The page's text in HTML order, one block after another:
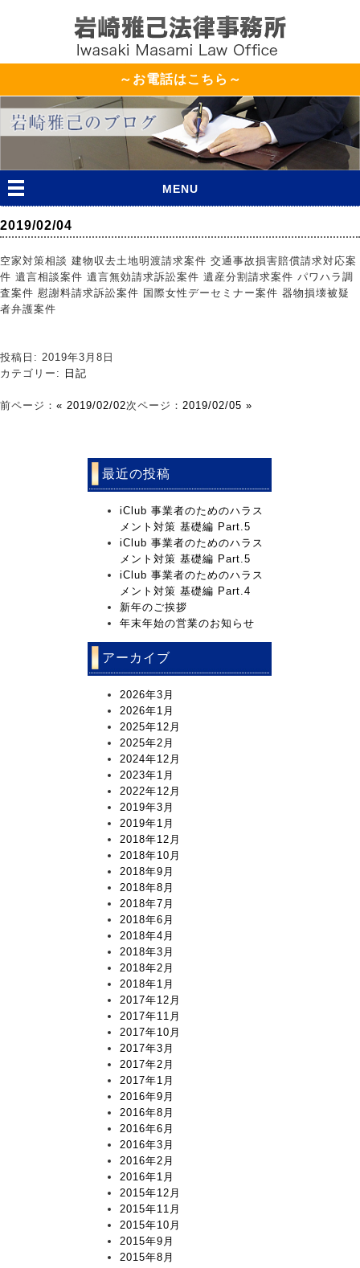
～お電話はこちら～
MENU
2019/02/04
空家対策相談 建物収去土地明渡請求案件 交通事故損害賠償請求対応案
件 遺言相談案件 遺言無効請求訴訟案件 遺産分割請求案件 パワハラ調
査案件 慰謝料請求訴訟案件 国際女性デーセミナー案件 器物損壊被疑
者弁護案件
投稿日: 2019年3月8日
カテゴリー: 日記
前ページ： « 2019/02/02次ページ： 2019/02/05 »
最近の投稿
iClub 事業者のためのハラス
メント対策 基礎編 Part.5
iClub 事業者のためのハラス
メント対策 基礎編 Part.5
iClub 事業者のためのハラス
メント対策 基礎編 Part.4
新年のご挨拶
年末年始の営業のお知らせ
アーカイブ
2026年3月
2026年1月
2025年12月
2025年2月
2024年12月
2023年1月
2022年12月
2019年3月
2019年1月
2018年12月
2018年10月
2018年9月
2018年8月
2018年7月
2018年6月
2018年4月
2018年3月
2018年2月
2018年1月
2017年12月
2017年11月
2017年10月
2017年3月
2017年2月
2017年1月
2016年9月
2016年8月
2016年6月
2016年3月
2016年2月
2016年1月
2015年12月
2015年11月
2015年10月
2015年9月
2015年8月